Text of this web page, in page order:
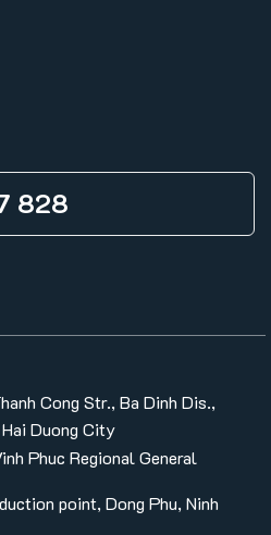
828
Cong Str., Ba Dinh Dis.,
Hai Duong City
Phuc Regional General
point, Dong Phu, Ninh